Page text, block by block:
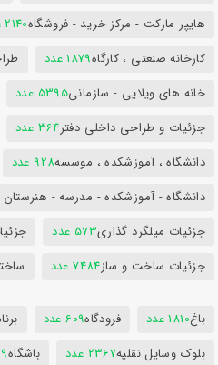
هایپر مارکت - مرکز خرید - فروشگاه2140 عدد
کارخانه صنعتی ، کارگاه1879 عدد
خانه های ویلایی - سازمانی5395 عدد
جزئیات و طراحی داخلی دفتر364 عدد
دانشگاه ، آموزشکده ، موسسه928 عدد
دانشگاه - آموزشکده - مدرسه - هنرستان
جزئیات میلگرد گذاری573 عدد
جزئیات ساخت و ساز7484 عدد
باغ1810 عدد فرودگاه609 عدد
بلوک وسایل نقلیه2367 عدد باشگاه